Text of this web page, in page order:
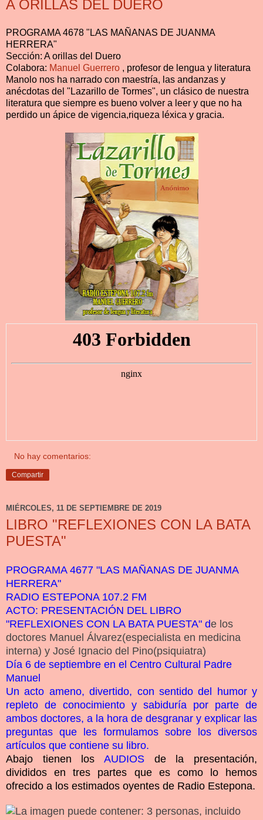
A ORILLAS DEL DUERO
PROGRAMA 4678 "LAS MAÑANAS DE JUANMA
HERRERA"
Sección: A orillas del Duero
Colabora: Manuel Guerrero , profesor de lengua y literatura
Manolo nos ha narrado con maestría, las andanzas y
anécdotas del "Lazarillo de Tormes", un clásico de nuestra
literatura que siempre es bueno volver a leer y que no ha
perdido un ápice de vigencia,riqueza léxica y gracia.
No hay comentarios:
Compartir
MIÉRCOLES, 11 DE SEPTIEMBRE DE 2019
LIBRO "REFLEXIONES CON LA BATA
PUESTA"
PROGRAMA 4677 "LAS MAÑANAS DE JUANMA
HERRERA"
RADIO ESTEPONA 107.2 FM
ACTO: PRESENTACIÓN DEL LIBRO
"REFLEXIONES CON LA BATA PUESTA" de los
doctores Manuel Álvarez(especialista en medicina
interna) y José Ignacio del Pino(psiquiatra)
Día 6 de septiembre en el Centro Cultural Padre
Manuel
Un acto ameno, divertido, con sentido del humor y
repleto de conocimiento y sabiduría por parte de
ambos doctores, a la hora de desgranar y explicar las
preguntas que les formulamos sobre los diversos
artículos que contiene su libro.
Abajo tienen los AUDIOS de la presentación,
divididos en tres partes que es como lo hemos
ofrecido a los estimados oyentes de Radio Estepona.